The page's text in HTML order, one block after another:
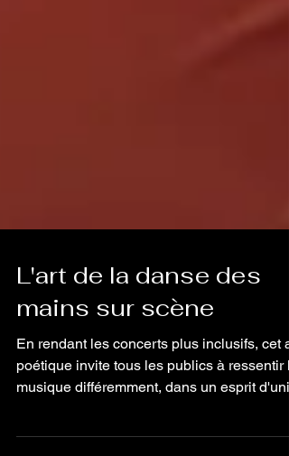
L'art de la danse des
mains sur scène
En rendant les concerts plus inclusifs, cet
poétique invite tous les publics à ressentir